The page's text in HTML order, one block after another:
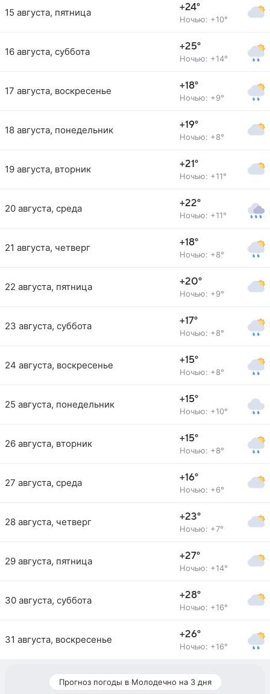
15 августа, пятница +24°
Ночью: +10°
16 августа, суббота +25°
Ночью: +14°
17 августа, воскресенье +18°
Ночью: +9°
18 августа, понедельник +19°
Ночью: +8°
19 августа, вторник +21°
Ночью: +11°
20 августа, среда +22°
Ночью: +11°
21 августа, четверг +18°
Ночью: +8°
22 августа, пятница +20°
Ночью: +9°
23 августа, суббота +17°
Ночью: +8°
24 августа, воскресенье +15°
Ночью: +8°
25 августа, понедельник +15°
Ночью: +10°
26 августа, вторник +15°
Ночью: +8°
27 августа, среда +16°
Ночью: +6°
28 августа, четверг +23°
Ночью: +7°
29 августа, пятница +27°
Ночью: +14°
30 августа, суббота +28°
Ночью: +16°
31 августа, воскресенье +26°
Ночью: +16°
Прогноз погоды в Молодечно на 3 дня